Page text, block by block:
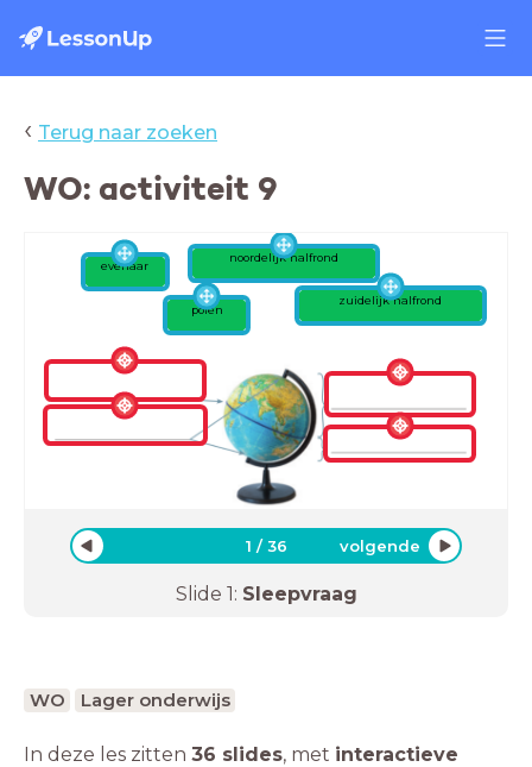
‹ Terug naar zoeken
WO: activiteit 9
evenaar
noordelijk halfrond
zuidelijk halfrond
polen
1 /36 volgende
Slide 1: Sleepvraag
WO Lager onderwijs
In deze les zitten 36 slides, met interactieve